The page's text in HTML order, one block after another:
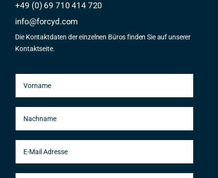
+49 (0) 69 710 414 720
info@forcyd.com
Die Kontaktdaten der einzelnen Büros finden Sie auf unserer
Kontaktseite.